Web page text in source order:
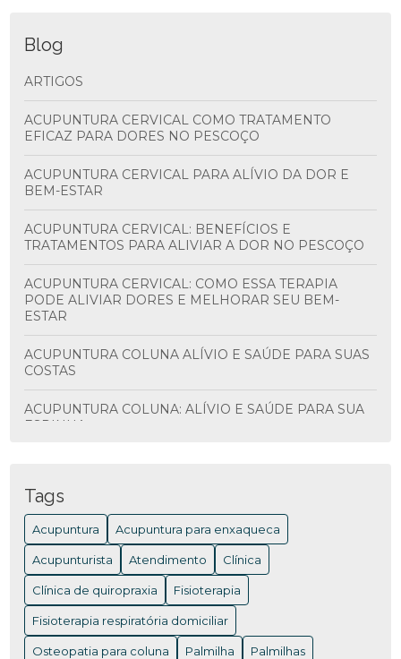
Blog
ARTIGOS
ACUPUNTURA CERVICAL COMO TRATAMENTO
EFICAZ PARA DORES NO PESCOÇO
ACUPUNTURA CERVICAL PARA ALÍVIO DA DOR E
BEM-ESTAR
ACUPUNTURA CERVICAL: BENEFÍCIOS E
TRATAMENTOS PARA ALIVIAR A DOR NO PESCOÇO
ACUPUNTURA CERVICAL: COMO ESSA TERAPIA
PODE ALIVIAR DORES E MELHORAR SEU BEM-
ESTAR
ACUPUNTURA COLUNA ALÍVIO E SAÚDE PARA SUAS
COSTAS
ACUPUNTURA COLUNA: ALÍVIO E SAÚDE PARA SUA
ESPINHA
ACUPUNTURA COLUNA: BENEFÍCIOS E COMO
FUNCIONA PARA ALIVIAR DORES
ACUPUNTURA EM NITERÓI: BENEFÍCIOS E ONDE
ENCONTRAR OS MELHORES PROFISSIONAIS
ACUPUNTURA EM NITERÓI: BENEFÍCIOS QUE VOCÊ
PRECISA CONHECER
Tags
Acupuntura Acupuntura para enxaqueca
Acupunturista Atendimento Clínica
Clínica de quiropraxia Fisioterapia
Fisioterapia respiratória domiciliar
Osteopatia para coluna Palmilha Palmilhas